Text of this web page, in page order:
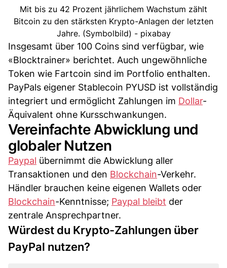
Mit bis zu 42 Prozent jährlichem Wachstum zählt
Bitcoin zu den stärksten Krypto-Anlagen der letzten
Jahre. (Symbolbild) - pixabay
Insgesamt über 100 Coins sind verfügbar, wie
«Blocktrainer» berichtet. Auch ungewöhnliche
Token wie Fartcoin sind im Portfolio enthalten.
PayPals eigener Stablecoin PYUSD ist vollständig
integriert und ermöglicht Zahlungen im Dollar-
Äquivalent ohne Kursschwankungen.
Vereinfachte Abwicklung und
globaler Nutzen
Paypal übernimmt die Abwicklung aller
Transaktionen und den Blockchain-Verkehr.
Händler brauchen keine eigenen Wallets oder
Blockchain-Kenntnisse; Paypal bleibt der
zentrale Ansprechpartner.
Würdest du Krypto-Zahlungen über
PayPal nutzen?